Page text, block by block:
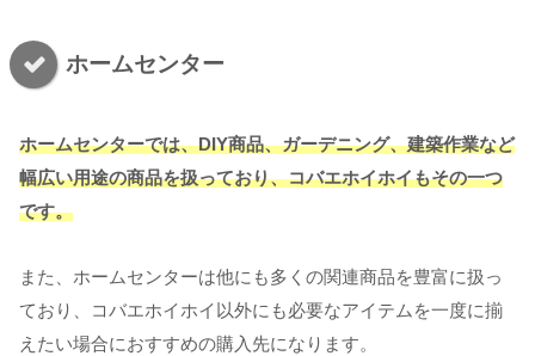
ホームセンター
ホームセンターでは、DIY商品、ガーデニング、建築作業など
幅広い用途の商品を扱っており、コバエホイホイもその一つ
です。
また、ホームセンターは他にも多くの関連商品を豊富に扱っ
ており、コバエホイホイ以外にも必要なアイテムを一度に揃
えたい場合におすすめの購入先になります。